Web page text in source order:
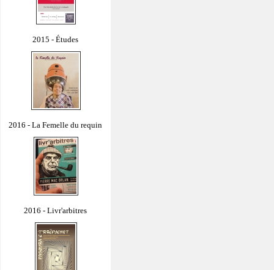
2015 - Études
2016 - La Femelle du requin
2016 - Livr'arbitres